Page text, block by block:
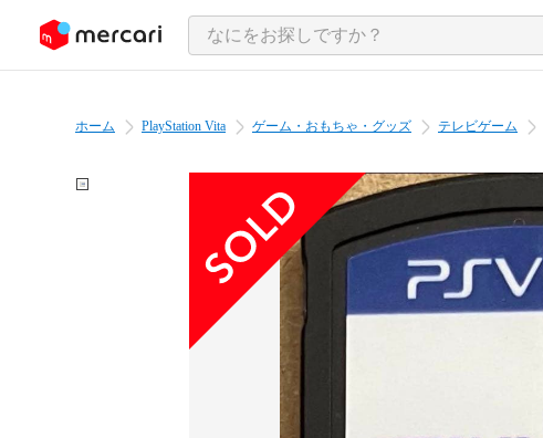
ツにスキップ
ホーム PlayStation Vita ゲーム・おもちゃ・グッズ テレビゲーム